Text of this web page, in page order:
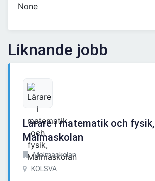
None
Liknande jobb
Lärare i matematik och fysik,
Malmaskolan
Malmaskolan
KOLSVA